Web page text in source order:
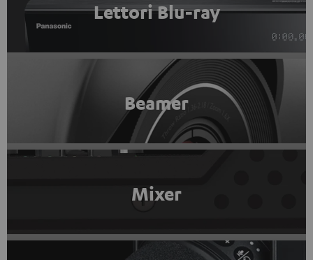
Lettori Blu-ray
Beamer
Mixer